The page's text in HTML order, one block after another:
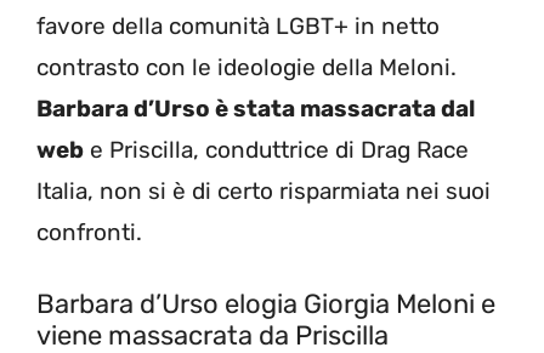
favore della comunità LGBT+ in netto
contrasto con le ideologie della Meloni.
Barbara d’Urso è stata massacrata dal
web e Priscilla, conduttrice di Drag Race
Italia, non si è di certo risparmiata nei suoi
confronti.
Barbara d’Urso elogia Giorgia Meloni e
viene massacrata da Priscilla